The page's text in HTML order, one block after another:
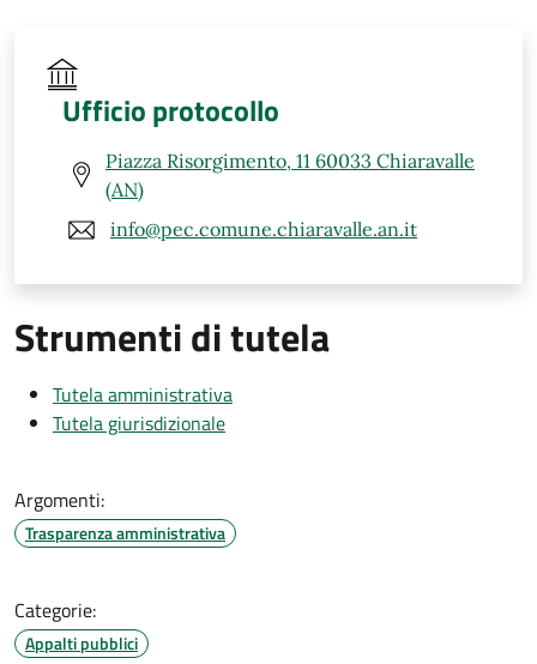
Ufficio protocollo
Piazza Risorgimento, 11 60033 Chiaravalle
(AN)
info@pec.comune.chiaravalle.an.it
Strumenti di tutela
Tutela amministrativa
Tutela giurisdizionale
Argomenti:
Trasparenza amministrativa
Categorie:
Appalti pubblici